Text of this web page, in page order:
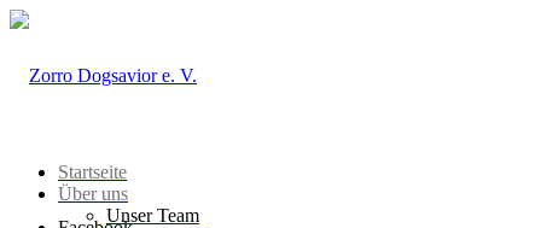
Startseite
Über uns
Unser Team